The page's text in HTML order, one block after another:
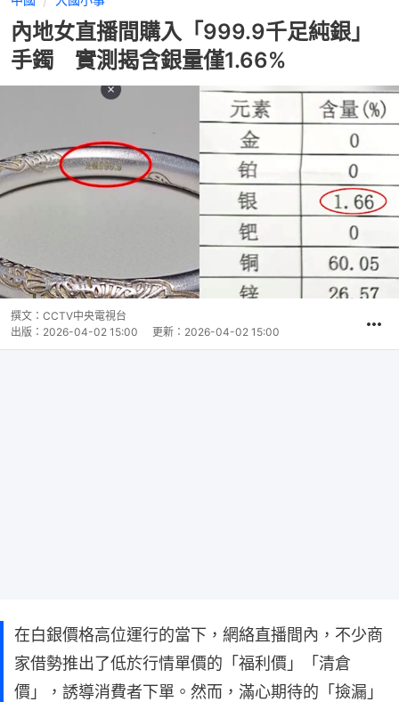
內地女直播間購入「999.9千足純銀」
手鐲 實測揭含銀量僅1.66%
撰文： CCTV中央電視台
出版： 2026-04-02 15:00 更新： 2026-04-02 15:00
在白銀價格高位運行的當下，網絡直播間內，不少商
家借勢推出了低於行情單價的「福利價」「清倉
價」，誘導消費者下單。然而，滿心期待的「撿漏」